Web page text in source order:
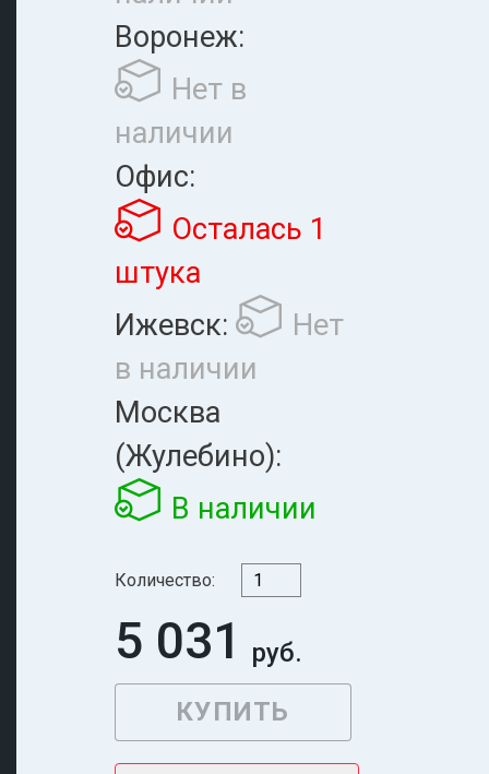
Воронеж:
Нет в
наличии
Офис:
Осталась 1
штука
Ижевск:
Нет
в наличии
Москва
(Жулебино):
В наличии
Количество:
5 031